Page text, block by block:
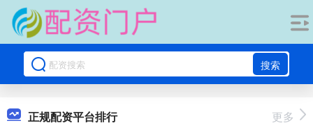
搜索
正规配资平台排行 更多